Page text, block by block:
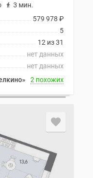
3 мин.
579 978 ₽
5
12 из 31
нет данных
нет данных
2 похожих